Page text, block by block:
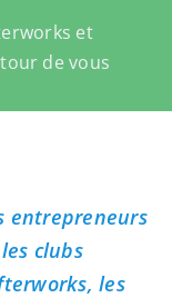
et
de vous
entrepreneurs
clubs
les